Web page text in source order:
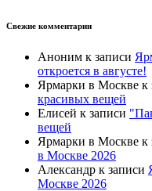
Свежие комментарии
Аноним к записи
откроется в августе!
Ярмарки в Москве к
красивых вещей
Елисей к записи
вещей
Ярмарки в Москве к
в Москве 2026
Александр к записи
Москве 2026